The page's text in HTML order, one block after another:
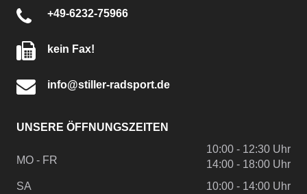
+49-6232-75966
kein Fax!
info@stiller-radsport.de
UNSERE ÖFFNUNGSZEITEN
MO - FR
10:00 - 12:30 Uhr
14:00 - 18:00 Uhr
SA
10:00 - 14:00 Uhr